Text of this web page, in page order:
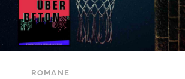
ROMANE